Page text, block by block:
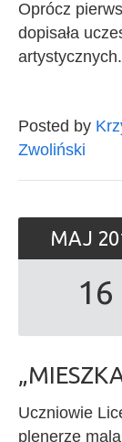
Oprócz
dopisała
artystycznych.
Posted by
Zwoliński
MAJ
16
Uczniowie
plenerze